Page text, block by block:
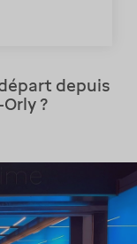
depuis
?